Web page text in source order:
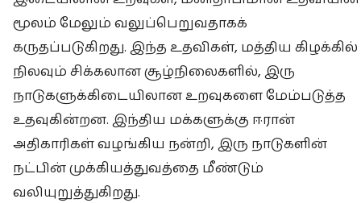
மூலம் மேலும் வலுப்பெறுவதாகக்
கருதப்படுகிறது. இந்த உதவிகள், மத்திய கிழக்கில்
நிலவும் சிக்கலான சூழ்நிலைகளில், இரு
நாடுகளுக்கிடையிலான உறவுகளை மேம்படுத்த
உதவுகின்றன. இந்திய மக்களுக்கு ஈரான்
அதிகாரிகள் வழங்கிய நன்றி, இரு நாடுகளின்
நட்பின் முக்கியத்துவத்தை மீண்டும்
வலியுறுத்துகிறது.